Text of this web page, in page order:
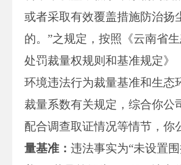
或者采取有效覆盖措施防治扬
的。”之规定，按照《云南省
处罚裁量权规则和基准规定》
环境违法行为裁量基准和生态
裁量系数有关规定，综合你公
配合调查取证情况等情节，你
量基准： 违法事实为“未设置